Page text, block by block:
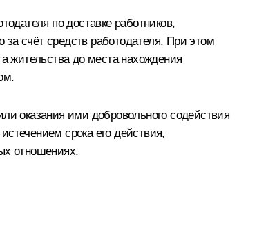
по доставке работников,
счёт средств работодателя. При этом
жительства до места нахождения
оказания ими добровольного содействия
срока его действия,
отношениях.